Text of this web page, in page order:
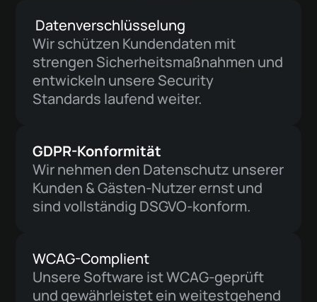
Datenverschlüsselung
Wir schützen Kundendaten mit
strengen Sicherheitsmaßnahmen und
entwickeln unsere Security
Standards laufend weiter.
GDPR-Konformität
Wir nehmen den Datenschutz unserer
Kunden & Gästen-Nutzer ernst und
sind vollständig DSGVO-konform.
WCAG-Complient
Unsere Software ist WCAG-geprüft
und gewährleistet ein weitestgehend